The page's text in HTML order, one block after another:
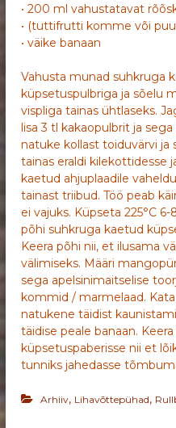
• 200 ml vahustatavat
• (tuttifrutti komme või
• väike banaan
Vahusta munad suhkruga
küpsetuspulbriga ja sõelu
vispliga tainas ühtlaseks.
lisa 3 tl kakaopulbrit ja sega
natuke kollast toiduvärvi ja
tainas eraldi kilekottidesse
kaetud ahjuplaadile
tainast triibud. Töö peab
ei vajuks. Küpseta 225°C
põhi suhkruga kaetud
Keera põhi nii, et ilusama
välimiseks. Määri
sega apelsinimaitselise
kommid / marmelaad.
natukene täidist
täidise peale banaan.
küpsetuspaberisse nii et
tunniks jahedasse
Arhiiv, Lihavõttepühad,